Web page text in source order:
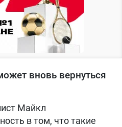
вновь вернуться
Майкл
в том, что такие